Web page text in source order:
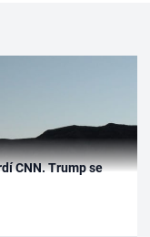
CNN. Trump se